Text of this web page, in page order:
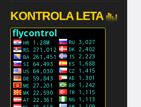
KONTROLA LETA